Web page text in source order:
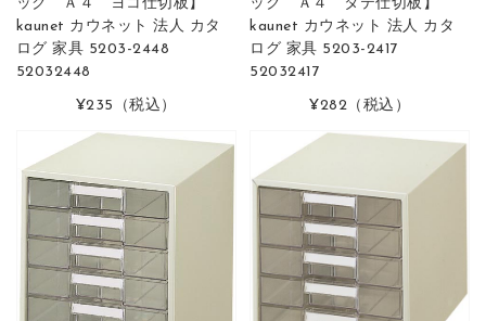
ック Ａ４ ヨコ仕切板】
kaunet カウネット 法人 カタ
ログ 家具 5203-2448
52032448
¥235 （税込）
ック Ａ４ タテ仕切板】
kaunet カウネット 法人 カタ
ログ 家具 5203-2417
52032417
¥282 （税込）